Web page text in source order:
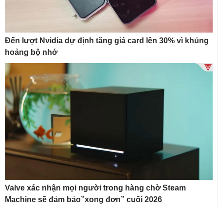
Đến lượt Nvidia dự định tăng giá card lên 30% vì khủng
hoảng bộ nhớ
Valve xác nhận mọi người trong hàng chờ Steam
Machine sẽ đảm bảo”xong đơn” cuối 2026